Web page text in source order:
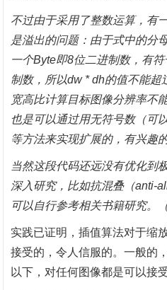
不过由于采用了整数运算，有
是溢出的问题：由于式中的分
一个Byte即8位二进制数，有
制数，所以dw * dh的值不能
宽高比计算目标图像分辨率不
也是可以通过用无符号数（可
等方法来实现扩展的，有兴趣
当然这段代码还远没有优化到
深入研究，比如抗混叠（anti-
可以自行参考相关书籍研究。
实践已证明，插值算法对于缩
接受的，令人信服的。一般的
以下，对任何图像都是可以接受